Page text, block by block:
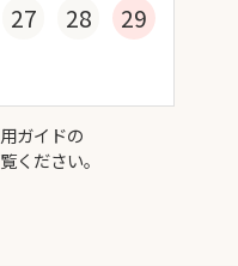
27 28
29
ガイドの
ください。